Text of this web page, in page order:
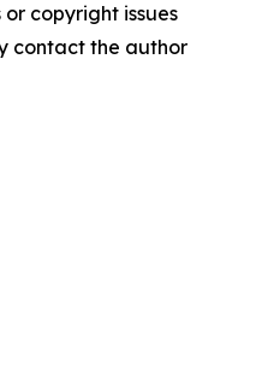
copyright issues
contact the author